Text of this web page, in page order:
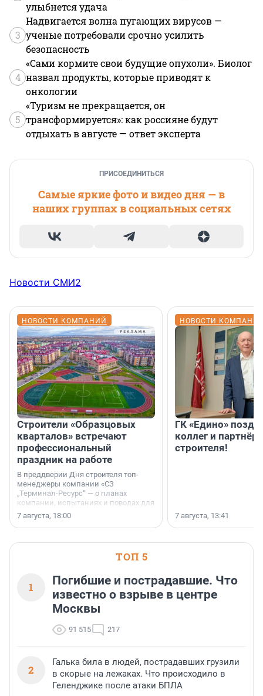
улыбнется удача
3
Надвигается волна пугающих вирусов —
ученые потребовали срочно усилить
безопасность
4
«Сами кормите свои будущие опухоли». Биолог
назвал продукты, которые приводят к
онкологии
5
«Туризм не прекращается, он
трансформируется»: как россияне будут
отдыхать в августе — ответ эксперта
ПРИСОЕДИНИТЬСЯ
Самые яркие фото и видео дня — в
наших группах в социальных сетях
Новости СМИ2
НОВОСТИ КОМПАНИЙ
Строители «Образцовых
кварталов» встречают
профессиональный
праздник на работе
В преддверии Дня строителя топ-
менеджеры компании «СЗ
„Терминал-Ресурс“ — о планах
компании, испытаниях и поводах для
осторожного оптимизма.
7 августа, 18:00
НОВОСТИ
ГК «Едино»
коллег и
строителя!
7 августа, 13:41
ТОП 5
1
Погибшие и пострадавшие. Что
известно о взрыве в центре
Москвы
91 515 217
2
Галька била в людей, пострадавших грузили
в скорые на лежаках. Что происходило в
Геленджике после атаки БПЛА